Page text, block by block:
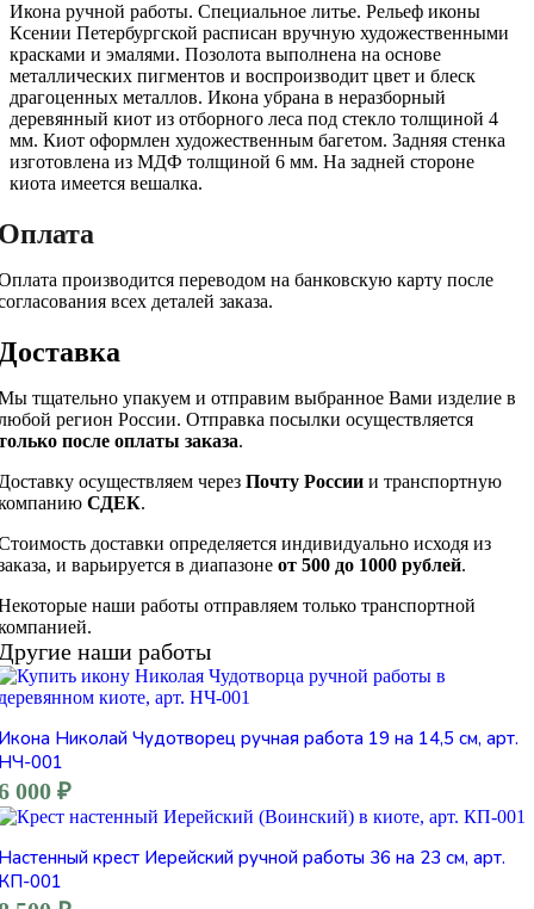
Икона ручной работы. Специальное литье. Рельеф иконы
Ксении Петербургской расписан вручную художественными
красками и эмалями. Позолота выполнена на основе
металлических пигментов и воспроизводит цвет и блеск
драгоценных металлов. Икона убрана в неразборный
деревянный киот из отборного леса под стекло толщиной 4
мм. Киот оформлен художественным багетом. Задняя стенка
изготовлена из МДФ толщиной 6 мм. На задней стороне
киота имеется вешалка.
производится переводом на банковскую карту после
всех деталей заказа.
тщательно упакуем и отправим выбранное Вами изделие в
регион России. Отправка посылки осуществляется
после оплаты заказа.
осуществляем через Почту России и транспортную
СДЕК.
доставки определяется индивидуально исходя из
и варьируется в диапазоне от 500 до 1000 рублей.
наши работы отправляем только транспортной
наши работы
Николай Чудотворец ручная работа 19 на 14,5 см, арт.
001
000 ₽
крест Иерейский ручной работы 36 на 23 см, арт.
001